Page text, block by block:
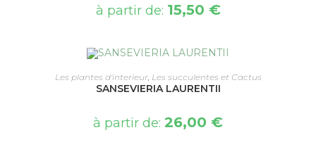
à partir de: 15,50 €
CHOIX DES OPTIONS
Les plantes d'interieur, Les succulentes et Cactus
SANSEVIERIA LAURENTII
à partir de: 26,00 €